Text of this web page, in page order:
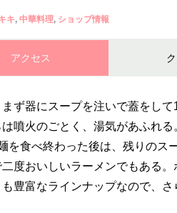
キ 中華料理 ショップ情報
アクセス
ず器にスープを注いで蓋をし
噴火のごとく、湯気があふれる
を食べ終わった後は、残りのス
度おいしいラーメンでもある。
豊富なラインナップなので、